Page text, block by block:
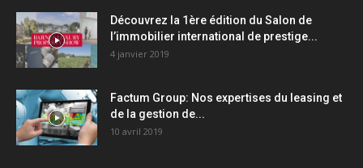
Découvrez la 1ère édition du Salon de
l’immobilier international de prestige...
4 janvier 2019
Factum Group: Nos expertises du leasing et
de la gestion de...
10 avril 2019